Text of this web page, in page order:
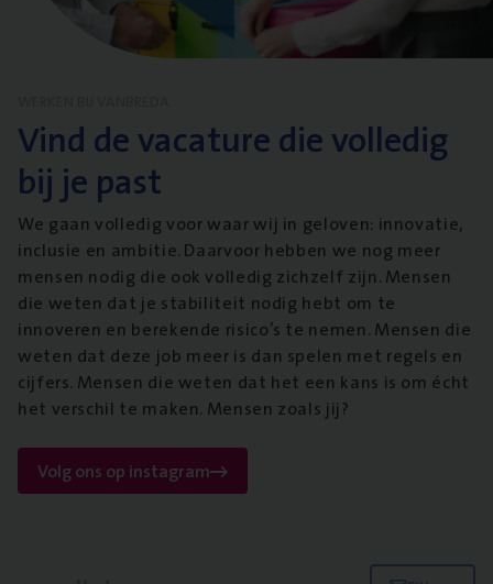
Vind de vacature die volledig
bij je past
We gaan volledig voor waar wij in geloven: innovatie,
inclusie en ambitie. Daarvoor hebben we nog meer
mensen nodig die ook volledig zichzelf zijn. Mensen
die weten dat je stabiliteit nodig hebt om te
innoveren en berekende risico’s te nemen. Mensen die
weten dat deze job meer is dan spelen met regels en
cijfers. Mensen die weten dat het een kans is om écht
het verschil te maken. Mensen zoals jij?
Volg ons op instagram